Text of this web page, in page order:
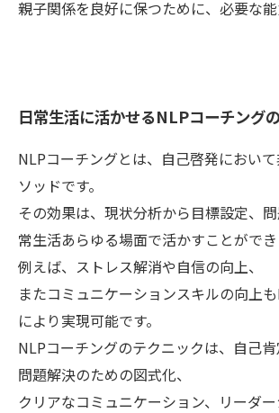
親子関係を良好に保つために、必要な能
日常生活に活かせるNLPコーチング
NLPコーチングとは、自己啓発におい
ソッドです。
その効果は、現状分析から目標設定、
常生活あらゆる場面で活かすことができ
例えば、ストレス解消や自信の向上、
またコミュニケーションスキルの向上
により実現可能です。
NLPコーチングのテクニックは、自己肯
問題解決のための図式化、
クリアなコミュニケーション、リーダ